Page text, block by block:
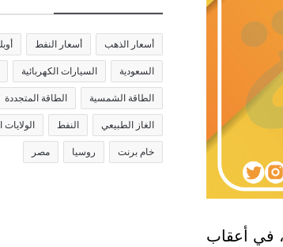
في أعقاب
أسعار الذهب أسعار النفط
السعودية السيارات الكهربائية
الطاقة الشمسية الطاقة المتجددة
الغاز الطبيعي النفط الولايات
خام برنت روسيا مصر